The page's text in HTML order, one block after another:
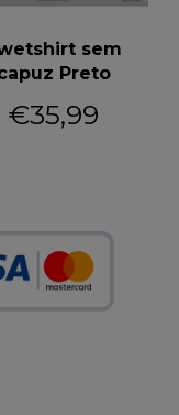
sem
Preto
€35,99